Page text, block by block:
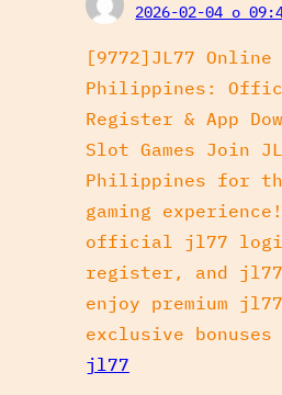
2026-02-04 o
[9772]JL77 Online
Philippines:
Register & App
Slot Games Join
Philippines for
gaming
official jl77
register, and jl77
enjoy premium
exclusive
jl77